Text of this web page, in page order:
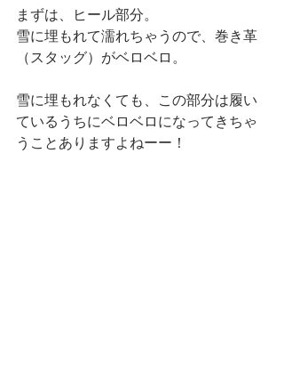
まずは、ヒール部分。
雪に埋もれて濡れちゃうので、巻き革
（スタッグ）がベロベロ。
雪に埋もれなくても、この部分は履い
ているうちにベロベロになってきちゃ
うことありますよねーー！